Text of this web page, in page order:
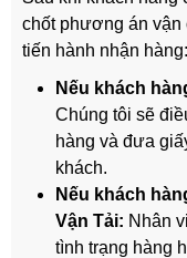
chốt phương án
tiến hành nhận hàng:
Nếu khách
Chúng tôi sẽ
hàng và đưa
khách.
Nếu khách
Vận Tải: Nhân
tình trạng hàng